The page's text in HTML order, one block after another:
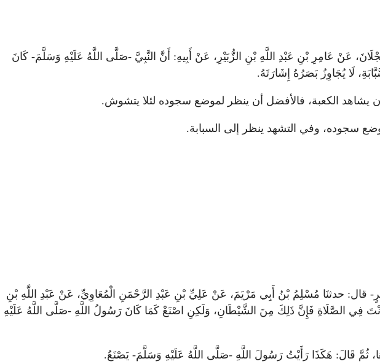
عَنْ عَامِرِ بْنِ عَبْدِ اللَّهِ بْنِ الزُّبَيْرِ، عَنْ أَبِيهِ: أَنَّ النَّبِيَّ -صَلَّى اللَّهُ عَلَيْهِ وَسَلَّمَ- كَانَ
لَا يُجَاوِزُ بَصَرُهُ إِشَارَتَهُ.
يشاهد الكعبة، فالأفضل أن ينظر لموضع سجوده لئلا يتشوش.
سجوده، وفي التشهد ينظر إلى السبابة.
قال: حدثنَا مُسْلِمُ بْنُ أَبِي مَرْيَمَ، عَنْ عَلِيِّ بْنِ عَبْدِ الرَّحْمَنِ الْمُعَاوِيِّ، عَنْ عَبْدِ اللَّهِ بْنِ
فِي الصَّلَاةِ فَإِنَّ ذَلِكَ مِنَ الشَّيْطَانِ، وَلَكِنِ اصْنَعْ كَمَا كَانَ رَسُولُ اللَّهِ -صَلَّى اللَّهُ عَلَيْهِ
ثُمَّ قَالَ: هَكَذَا رَأَيْتُ رَسُولَ اللَّهِ -صَلَّى اللَّهُ عَلَيْهِ وَسَلَّمَ- يَصْنَعُ.